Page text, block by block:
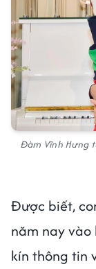
Đàm Vĩnh Hưng
Được biết,
năm nay vào
kín thông tin